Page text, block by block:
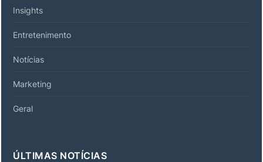
Insights
Entretenimento
Notícias
Marketing
Geral
ÚLTIMAS NOTÍCIAS